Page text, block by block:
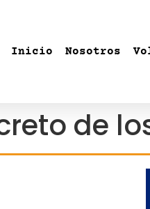
Inicio Nosotros
de